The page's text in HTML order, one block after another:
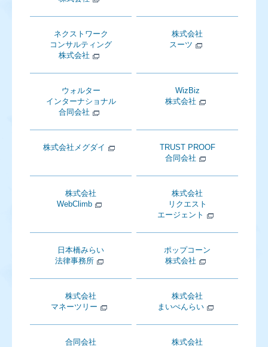
ネクストワーク
コンサルティング
株式会社
株式会社
スーツ
ウォルター
インターナショナル
合同会社
WizBiz
株式会社
株式会社メグダイ
TRUST PROOF
合同会社
株式会社
WebClimb
株式会社
リクエスト
エージェント
日本橋みらい
法律事務所
ポップコーン
株式会社
株式会社
マネーツリー
株式会社
まいぺんらい
合同会社
株式会社